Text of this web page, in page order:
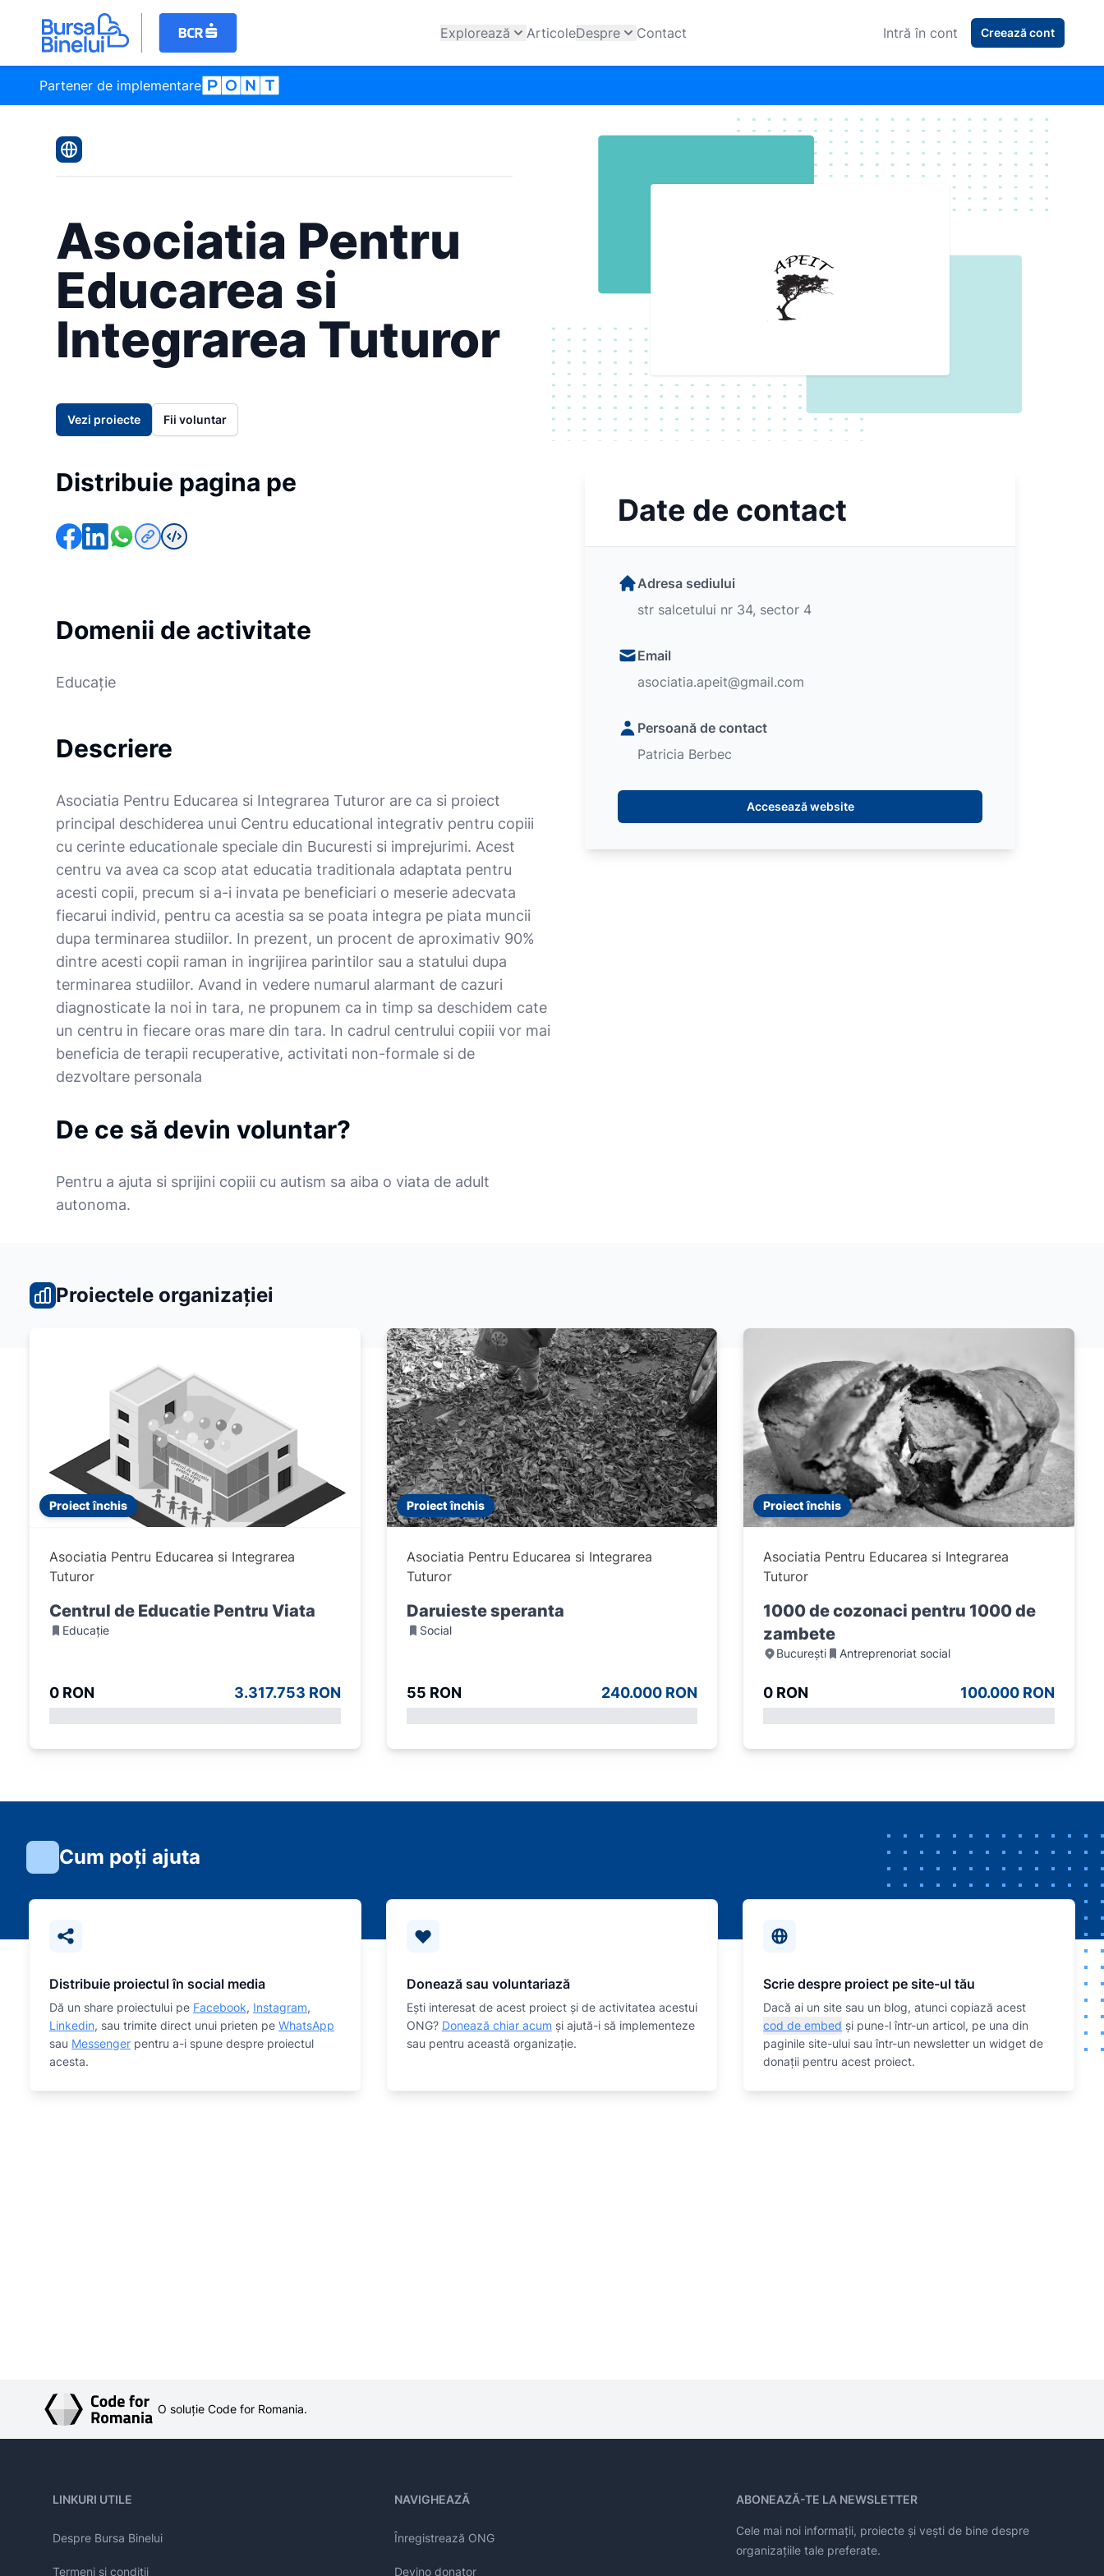
Explorează ArticoleDespre Contact Intră în cont Creează cont
Partener de implementare
Asociatia Pentru
Educarea si
Integrarea Tuturor
Vezi proiecte Fii voluntar
Distribuie pagina pe
Domenii de activitate
Educație
Descriere
Asociatia Pentru Educarea si Integrarea Tuturor are ca si proiect
principal deschiderea unui Centru educational integrativ pentru copiii
cu cerinte educationale speciale din Bucuresti si imprejurimi. Acest
centru va avea ca scop atat educatia traditionala adaptata pentru
acesti copii, precum si a-i invata pe beneficiari o meserie adecvata
fiecarui individ, pentru ca acestia sa se poata integra pe piata muncii
dupa terminarea studiilor. In prezent, un procent de aproximativ 90%
dintre acesti copii raman in ingrijirea parintilor sau a statului dupa
terminarea studiilor. Avand in vedere numarul alarmant de cazuri
diagnosticate la noi in tara, ne propunem ca in timp sa deschidem cate
un centru in fiecare oras mare din tara. In cadrul centrului copiii vor mai
beneficia de terapii recuperative, activitati non-formale si de
dezvoltare personala
De ce să devin voluntar?
Pentru a ajuta si sprijini copiii cu autism sa aiba o viata de adult
autonoma.
Date de contact
Adresa sediului
str salcetului nr 34, sector 4
Email
asociatia.apeit@gmail.com
Persoană de contact
Patricia Berbec
Accesează website
Proiectele organizației
Proiect închis
Asociatia Pentru Educarea si Integrarea
Tuturor
Centrul de Educatie Pentru Viata
Educație
0 RON 3.317.753 RON
Proiect închis
Asociatia Pentru Educarea si Integrarea
Tuturor
Daruieste speranta
Social
55 RON 240.000 RON
Proiect închis
Asociatia Pentru Educarea si Integrarea
Tuturor
1000 de cozonaci pentru 1000 de
zambete
București Antreprenoriat social
0 RON 100.000 RON
Cum poți ajuta
Distribuie proiectul în social media
Dă un share proiectului pe Facebook, Instagram,
Linkedin, sau trimite direct unui prieten pe WhatsApp
sau Messenger pentru a-i spune despre proiectul
acesta.
Donează sau voluntariază
Eşti interesat de acest proiect și de activitatea acestui
ONG? Donează chiar acum și ajută-i să implementeze
sau pentru această organizaţie.
Scrie despre proiect pe site-ul tău
Dacă ai un site sau un blog, atunci copiază acest
cod de embed și pune-l într-un articol, pe una din
paginile site-ului sau într-un newsletter un widget de
donații pentru acest proiect.
O soluție Code for Romania.
LINKURI UTILE
Despre Bursa Binelui
Termeni și condiții
NAVIGHEAZĂ
Înregistrează ONG
Devino donator
ABONEAZĂ-TE LA NEWSLETTER
Cele mai noi informații, proiecte și vești de bine despre
organizațiile tale preferate.